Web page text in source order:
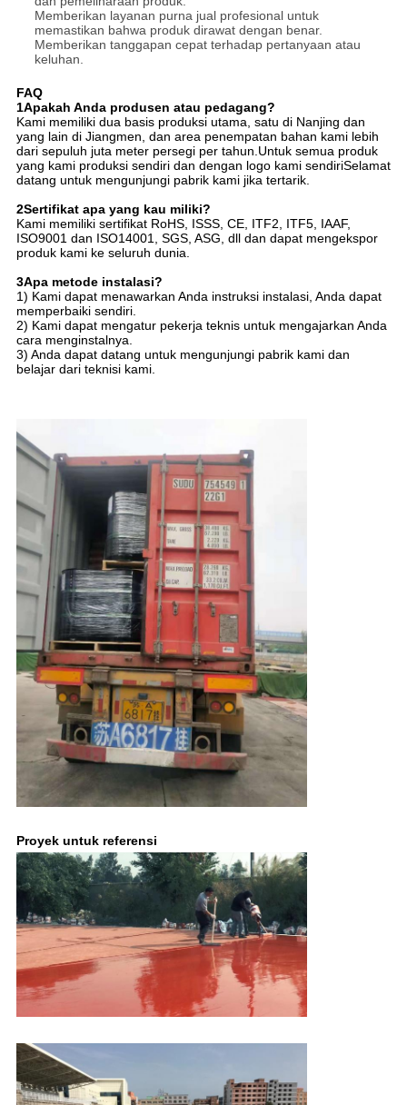
Memberikan layanan purna jual profesional untuk
memastikan bahwa produk dirawat dengan benar.
Memberikan tanggapan cepat terhadap pertanyaan atau
keluhan.
FAQ
1Apakah Anda produsen atau pedagang?
Kami memiliki dua basis produksi utama, satu di Nanjing dan
yang lain di Jiangmen, dan area penempatan bahan kami lebih
dari sepuluh juta meter persegi per tahun.Untuk semua produk
yang kami produksi sendiri dan dengan logo kami sendiriSelamat
datang untuk mengunjungi pabrik kami jika tertarik.
2Sertifikat apa yang kau miliki?
Kami memiliki sertifikat RoHS, ISSS, CE, ITF2, ITF5, IAAF,
ISO9001 dan ISO14001, SGS, ASG, dll dan dapat mengekspor
produk kami ke seluruh dunia.
3Apa metode instalasi?
1) Kami dapat menawarkan Anda instruksi instalasi, Anda dapat
memperbaiki sendiri.
2) Kami dapat mengatur pekerja teknis untuk mengajarkan Anda
cara menginstalnya.
3) Anda dapat datang untuk mengunjungi pabrik kami dan
belajar dari teknisi kami.
Proyek untuk referensi